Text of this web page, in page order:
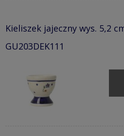
Kieliszek jajeczny wys. 5,2
GU203DEK111